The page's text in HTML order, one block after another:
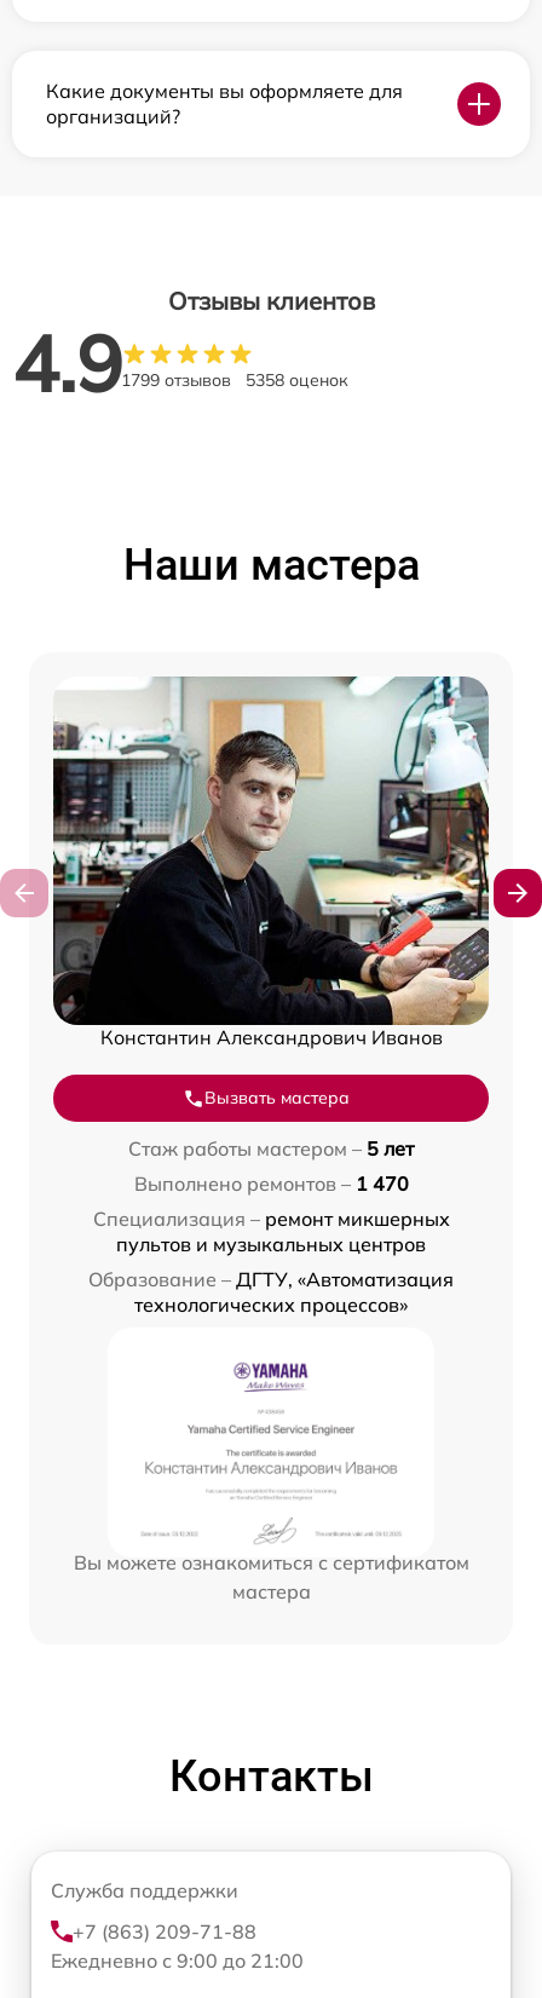
Какие документы вы оформляете для
организаций?
Отзывы клиентов
4.91799 отзывов 5358 оценок
Наши мастера
Константин Александрович Иванов
Вызвать мастера
Стаж работы мастером – 5 лет
Выполнено ремонтов – 1 470
Специализация – ремонт микшерных
пультов и музыкальных центров
Образование – ДГТУ, «Автоматизация
технологических процессов»
Вы можете ознакомиться с сертификатом
мастера
Контакты
Служба поддержки
+7 (863) 209-71-88
Ежедневно с 9:00 до 21:00